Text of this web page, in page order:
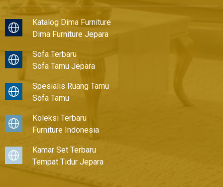
Katalog Dima Furniture
Dima Furniture Jepara
Sofa Terbaru
Sofa Tamu Jepara
Spesialis Ruang Tamu
Sofa Tamu
Koleksi Terbaru
Furniture Indonesia
Kamar Set Terbaru
Tempat Tidur Jepara